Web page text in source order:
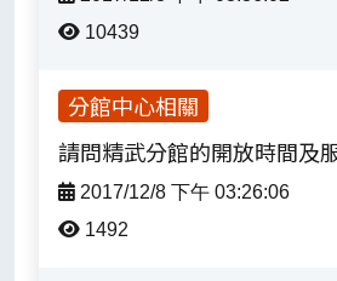
常見問題-列表
10439
分館中心相關
請問精武分館的開放時間及
2017/12/8 下午 03:26:06
1492